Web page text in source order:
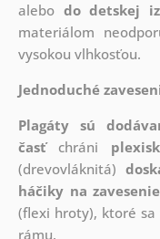
alebo do detskej
materiálom
vysokou vlhkosťou.
Jednoduché
Plagáty sú
časťchráni
(drevovláknitá)
háčiky na
(flexi hroty), ktoré sa
rámu.